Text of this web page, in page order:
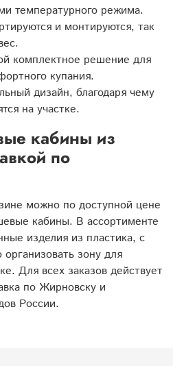
температурного режима.
и монтируются, так
комплектное решение для
купания.
дизайн, благодаря чему
на участке.
кабины из
по
можно по доступной цене
кабины. В ассортименте
изделия из пластика, с
зону для
Для всех заказов действует
по Жирновску и
России.